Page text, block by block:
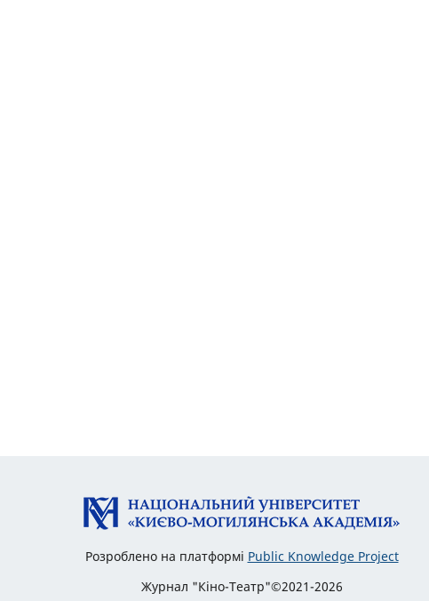
Розроблено на платформі Public Knowledge Project
Журнал "Кіно-Театр"©2021-2026